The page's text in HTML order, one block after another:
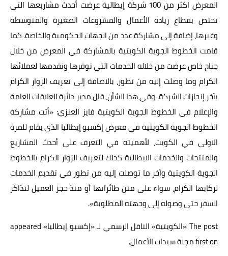
المعرض اكثر من 100 شركة إيطالية عرضت أحدث مشاريعها التي
تختص بقطاع ريادة الأعمال والمشروعات الصغيرة والمتوسطة
وغيرها، إضافة إلى مشاركة عدد من الجهات الحكومية والخاصة. كما
قامت الخطوط الجوية الكويتية بالمشاركة في المعرض من خلال
جناح خاص عرضت من خلاله الخدمات التي توفرها وتقدمها لعملائها
الكرام وما وصلت إليه من تطور، بالاضافة إلى تعريف الزوار الكرام
بآخر إنجازات الشركة. وفي هذا الشأن، قال مدير دائرة العلاقات العامة
والإعلام في الخطوط الجوية الكويتية فايز العنزي: «أتت مشاركة
الخطوط الجوية الكويتية في معرض إكسبو إيطاليا الذي يقام للمرة
الاولى في الكويت، لأهميته في التعرف على أحدث المشاريع
والمنتجات والخدمات الايطالية كذلك لتعريف الزوار الكرام بالخطوط
الجوية الكويتية وآخر ما توصلت إليه من تطور في تقديم الخدمات
لركابها الكرام، سواء على متن طائراتها أو منذ حجز العميل لتذاكر
السفر حتى وصوله إلى وجهته المطلوبة».
The post«الكويتية» الناقل الرسمي لـ «إكسبو إيطاليا»appeared
first onمجلة سيدات الأعمال.